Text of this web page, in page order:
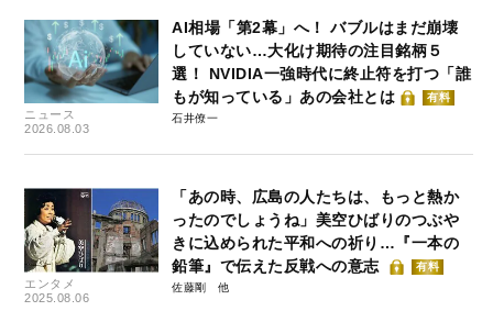
ニュース
2026.08.03
AI相場「第2幕」へ！ バブルはまだ崩壊
していない…大化け期待の注目銘柄５
選！ NVIDIA一強時代に終止符を打つ「誰
もが知っている」あの会社とは
有料
石井僚一
エンタメ
2025.08.06
「あの時、広島の人たちは、もっと熱か
ったのでしょうね」美空ひばりのつぶや
きに込められた平和への祈り…『一本の
鉛筆』で伝えた反戦への意志
有料
佐藤剛